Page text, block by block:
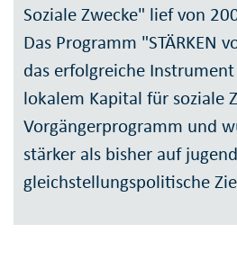
Soziale Zwecke" lief von
Das Programm "STÄRKEN
das erfolgreiche Instrument
lokalem Kapital für soziale
Vorgängerprogramm und
stärker als bisher auf
gleichstellungspolitische